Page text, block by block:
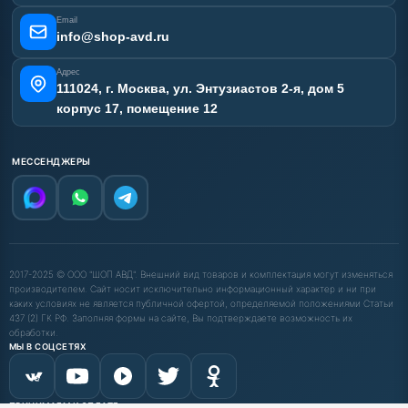
Карта сайта
Email
info@shop-avd.ru
Адрес
111024, г. Москва, ул. Энтузиастов 2-я, дом 5
корпус 17, помещение 12
МЕССЕНДЖЕРЫ
2017-2025 © ООО "ШОП АВД". Внешний вид товаров и комплектация могут изменяться
производителем. Сайт носит исключительно информационный характер и ни при
каких условиях не является публичной офертой, определяемой положениями Статьи
437 (2) ГК РФ. Заполняя формы на сайте, Вы подтверждаете возможность их
обработки.
МЫ В СОЦСЕТЯХ
ПРИНИМАЕМ К ОПЛАТЕ